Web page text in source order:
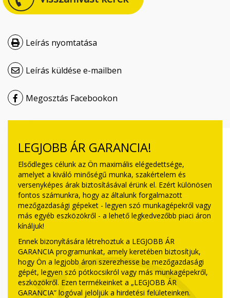
Čeština
Nederlands
Leírás nyomtatása
Leírás küldése e-mailben
Megosztás Facebookon
LEGJOBB ÁR GARANCIA!
Elsődleges célunk az Ön maximális elégedettsége,
amelyet a kiváló minőségű munka, szakértelem és
versenyképes árak biztosításával érünk el. Ezért különösen
fontos számunkra, hogy az általunk forgalmazott
mezőgazdasági gépeket - legyen szó munkagépekről vagy
más egyéb eszközökről - a lehető legkedvezőbb piaci áron
kínáljuk!
Ennek bizonyítására létrehoztuk a LEGJOBB ÁR
GARANCIA programunkat, amely keretében biztosítjuk,
hogy Ön a legjobb áron szerezhesse be mezőgazdasági
gépét, legyen szó pótkocsikról vagy más munkagépekről,
eszközökről. Ezen termékeinket a „LEGJOBB ÁR
GARANCIA” logóval jelöljük a hirdetési felületeinken.